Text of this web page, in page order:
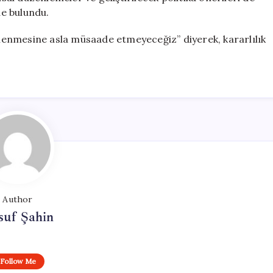
bulundu.
asla müsaade etmeyeceğiz” diyerek, kararlılık
Author
Şahin
Follow Me